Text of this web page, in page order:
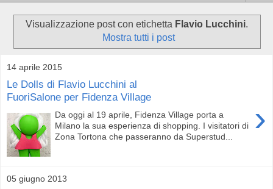
Visualizzazione post con etichetta Flavio Lucchini.
Mostra tutti i post
14 aprile 2015
Le Dolls di Flavio Lucchini al
FuoriSalone per Fidenza Village
›
Da oggi al 19 aprile, Fidenza Village porta a
Milano la sua esperienza di shopping. I visitatori di
Zona Tortona che passeranno da Superstud...
05 giugno 2013